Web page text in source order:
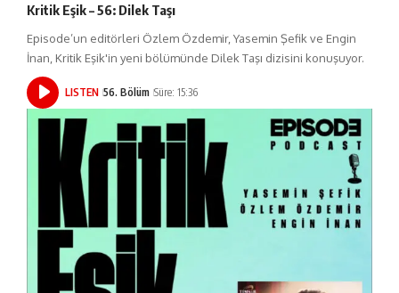
Kritik Eşik – 56: Dilek Taşı
Episode’un editörleri Özlem Özdemir, Yasemin Şefik ve Engin
İnan, Kritik Eşik'in yeni bölümünde Dilek Taşı dizisini konuşuyor.
LISTEN 56. Bölüm Süre: 15:36